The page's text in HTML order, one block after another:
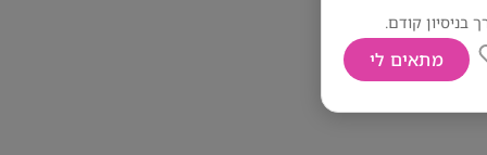
בניסיון קודם.
השנה.
ונזקי
מתאים לי